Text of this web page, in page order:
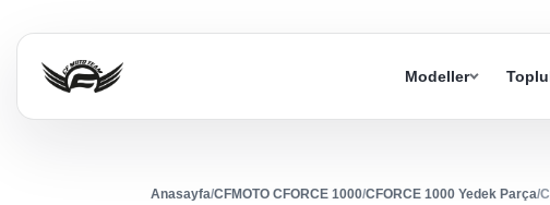
Modeller
Anasayfa/CFMOTO CFORCE 1000/CFORCE 1000 Yedek Parça/